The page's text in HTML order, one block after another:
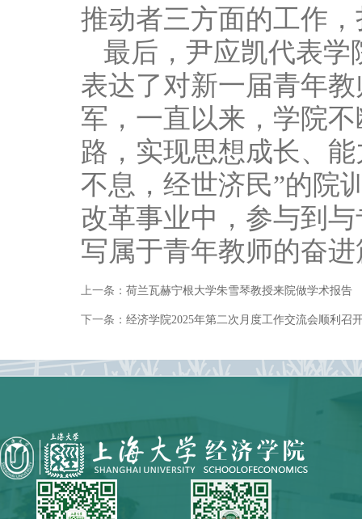
推动者三方面的工作
最后，尹应凯代表
表达了对新一届青年
军，一直以来，学院
路，实现思想成长、
不息，经世济民”的院
改革事业中，参与到
写属于青年教师的奋
上一条： 荷兰瓦赫宁根大学朱雪琴教授来院做学术报告
下一条： 经济学院2025年第二次月度工作交流会顺利召